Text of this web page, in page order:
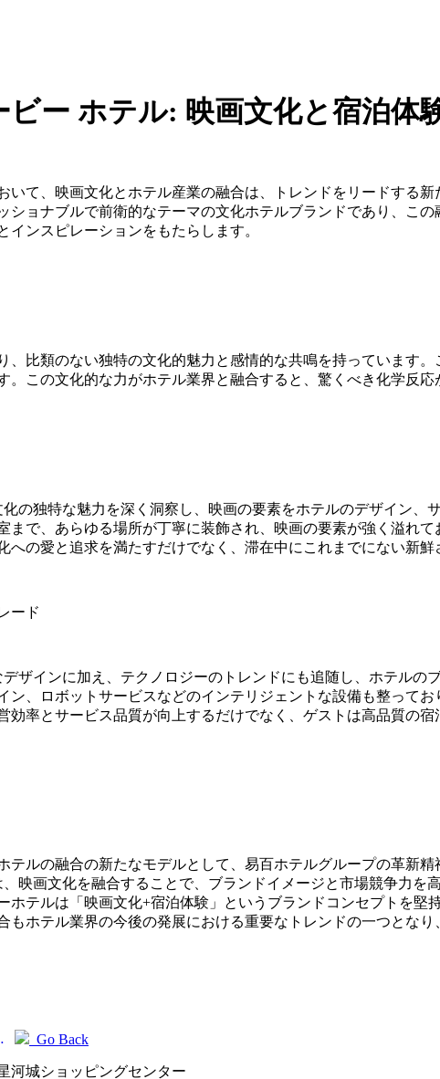
ー ホテル: 映画文化と宿泊体
いて、映画文化とホテル産業の融合は、トレンドをリードする
ショナブルで前衛的なテーマの文化ホテルブランドであり、こ
ンスピレーションをもたらします。
、比類のない独特の文化的魅力と感情的な共鳴を持っています
この文化的な力がホテル業界と融合すると、驚くべき化学反
の独特な魅力を深く洞察し、映画の要素をホテルのデザイン、
まで、あらゆる場所が丁寧に装飾され、映画の要素が強く溢れ
の愛と追求を満たすだけでなく、滞在中にこれまでにない新鮮
ード
ザインに加え、テクノロジーのトレンドにも追随し、ホテル
ン、ロボットサービスなどのインテリジェントな設備も整って
効率とサービス品質が向上するだけでなく、ゲストは高品質の
テルの融合の新たなモデルとして、易百ホテルグループの革新
映画文化を融合することで、ブランドイメージと市場競争力
ホテルは「映画文化+宿泊体験」というブランドコンセプトを
もホテル業界の今後の発展における重要なトレンドの一つとな
9倍以上増加 Go Back
河城ショッピングセンター